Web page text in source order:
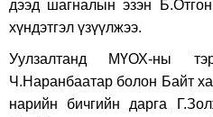
дээд шагналын эзэн
хүндэтгэл үзүүлжээ.
Уулзалтанд МҮОХ-ны
Ч.Наранбаатар болон Байт
нарийн бичгийн дарга